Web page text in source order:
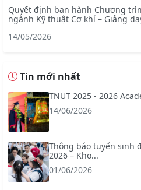
Quyết định ban hành Chương
ngành Kỹ thuật Cơ khí – Giảng
ngành: 8520103)
14/05/2026
Tin mới nhất
TNUT 2025 - 2026
14/06/2026
Thông báo tuyển sinh
2026 – Kho...
01/06/2026